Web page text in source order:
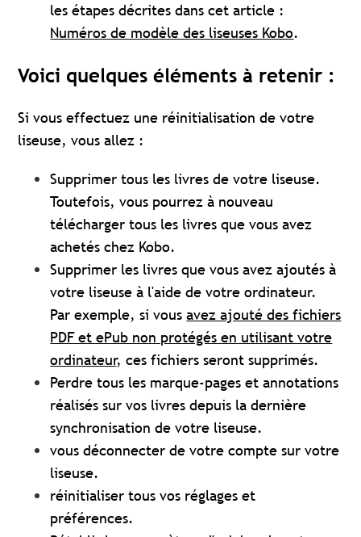
les étapes décrites dans cet article :
Numéros de modèle des liseuses Kobo.
Voici quelques éléments à retenir :
Si vous effectuez une réinitialisation de votre
liseuse, vous allez :
Supprimer tous les livres de votre liseuse.
Toutefois, vous pourrez à nouveau
télécharger tous les livres que vous avez
achetés chez Kobo.
Supprimer les livres que vous avez ajoutés à
votre liseuse à l'aide de votre ordinateur.
Par exemple, si vousavez ajouté des fichiers
PDF et ePub non protégés en utilisant votre
ordinateur, ces fichiers seront supprimés.
Perdre tous les marque-pages et annotations
réalisés sur vos livres depuis la dernière
synchronisation de votre liseuse.
vous déconnecter de votre compte sur votre
liseuse.
réinitialiser tous vos réglages et
préférences.